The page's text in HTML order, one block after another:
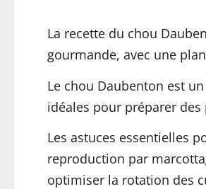
La recette du chou
gourmande, avec une
Le chou Daubenton est
idéales pour préparer
Les astuces essentielles
reproduction par
optimiser la rotation des